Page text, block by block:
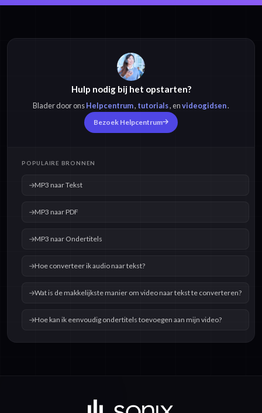
Hulp nodig bij het opstarten?
Blader door onsHelpcentrum, tutorials, envideogidsen.
Bezoek Helpcentrum
POPULAIRE BRONNEN
MP3 naar Tekst
MP3 naar PDF
MP3 naar Ondertitels
Hoe converteer ik audio naar tekst?
Wat is de makkelijkste manier om video naar tekst te converteren?
Hoe kan ik eenvoudig ondertitels toevoegen aan mijn video?